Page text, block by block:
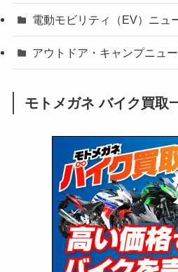
(118)
(60)
(31)
(51)
(34)
(5)
(12)
(64)
(252)
(38)
(24)
(16)
(25)
(24)
(47)
(15)
(249)
(64)
(16)
(62)
(4)
(6)
(17)
(6,957)
(1,226)
(12)
(131)
(38)
(131)
(167)
(85)
(21)
(61)
(171)
(98)
(13)
(274)
(171) (47)
(66)
(141)
(1,142)
(166)
(415)
(16)
(186)
(137)
(74)
(2,744)
(126)
(170)
(54)
(211)
電動モビリティ（EV）ニュ
(171)
アウトドア・キャンプニュ
(1,605)
(147)
(19)
(12)
モトメガネ バイク買取